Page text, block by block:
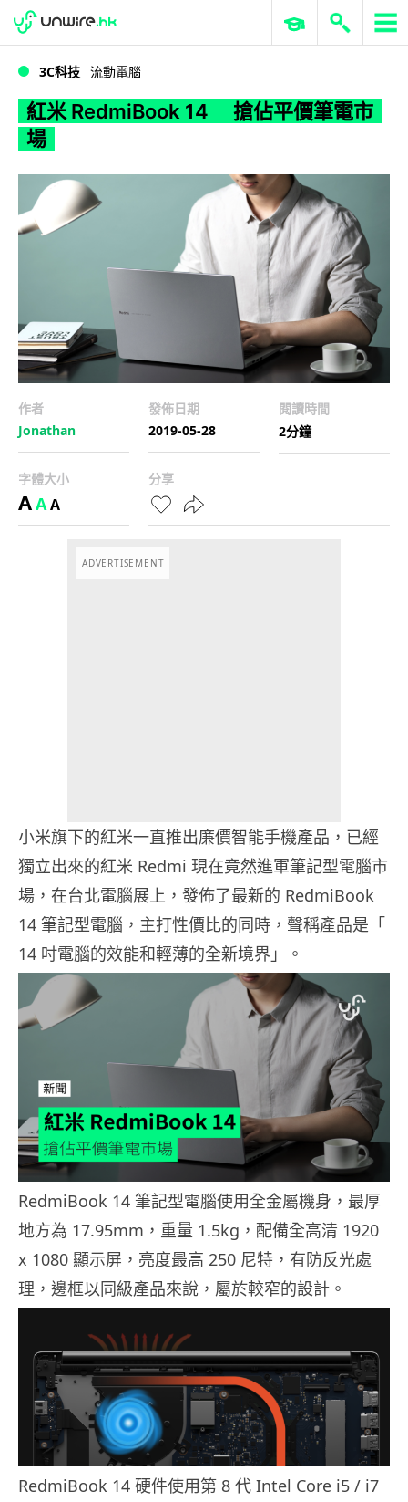
紅米 RedmiBook 14 搶佔平價筆電市場
WWDC 2026 ERP 與商業 AI
3C科技 流動電腦
紅米 RedmiBook 14 搶佔平價筆電市
場
作者
Jonathan
發佈日期
2019-05-28
閱讀時間
2分鐘
字體大小
AAA
分享
ADVERTISEMENT
小米旗下的紅米一直推出廉價智能手機產品，已經
獨立出來的紅米 Redmi 現在竟然進軍筆記型電腦市
場，在台北電腦展上，發佈了最新的 RedmiBook
14 筆記型電腦，主打性價比的同時，聲稱產品是「
14 吋電腦的效能和輕薄的全新境界」。
RedmiBook 14 筆記型電腦使用全金屬機身，最厚
地方為 17.95mm，重量 1.5kg，配備全高清 1920
x 1080 顯示屏，亮度最高 250 尼特，有防反光處
理，邊框以同級產品來說，屬於較窄的設計。
RedmiBook 14 硬件使用第 8 代 Intel Core i5 / i7